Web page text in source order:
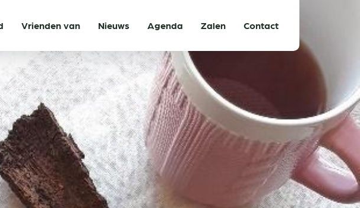
Vrienden van Nieuws Agenda Zalen Contact